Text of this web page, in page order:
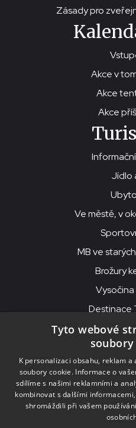
Zásady pro
Akce v
Akce
Akce
Jídlo
Ve městě, v
MB ve
Brožury
Vysočina
Destinace
© 2026MKS
MKS Beseda, příspěvková
Moravské
IČO: 00091758, DIČ:
Tyto webové
K personalizaci obsahu, reklam
soubory cookie. Informace o
sdílíme s našimi reklamními a
kombinovat s dalšími
shromáždili při vašem